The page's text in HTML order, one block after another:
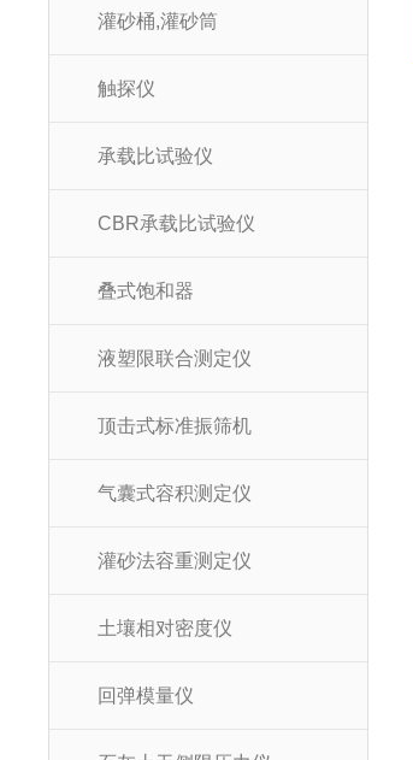
灌砂桶,灌砂筒
触探仪
承载比试验仪
CBR承载比试验仪
叠式饱和器
液塑限联合测定仪
顶击式标准振筛机
气囊式容积测定仪
灌砂法容重测定仪
土壤相对密度仪
回弹模量仪